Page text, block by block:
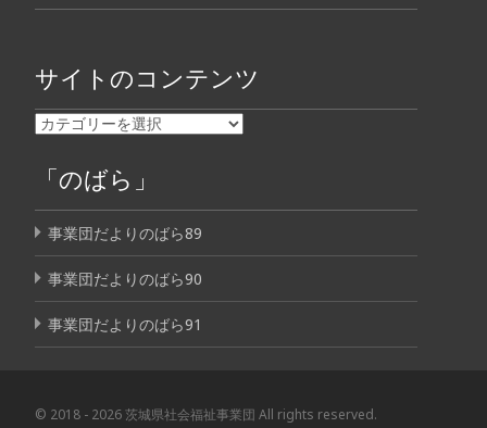
サイトのコンテンツ
「のばら」
事業団だよりのばら89
事業団だよりのばら90
事業団だよりのばら91
© 2018 - 2026 茨城県社会福祉事業団 All rights reserved.